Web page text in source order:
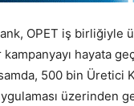
OPET iş birliğiyle
hayata
500 bin Üretici
üzerinden